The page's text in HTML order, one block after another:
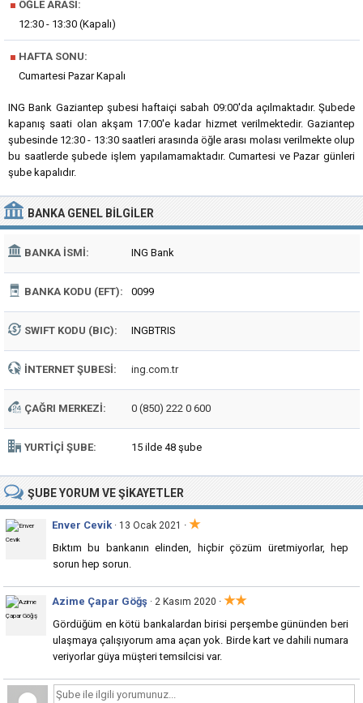
■ ÖĞLE ARASI:
12:30 - 13:30 (Kapalı)
■ HAFTA SONU:
Cumartesi Pazar Kapalı
ING Bank Gaziantep şubesi haftaiçi sabah 09:00'da açılmaktadır. Şubede
kapanış saati olan akşam 17:00'e kadar hizmet verilmektedir. Gaziantep
şubesinde 12:30 - 13:30 saatleri arasında öğle arası molası verilmekte olup
bu saatlerde şubede işlem yapılamamaktadır. Cumartesi ve Pazar günleri
şube kapalıdır.
BANKA GENEL BILGILER
BANKA İSMI: ING Bank
BANKA KODU (EFT): 0099
SWIFT KODU (BIC): INGBTRIS
İNTERNET ŞUBESI: ing.com.tr
ÇAĞRI MERKEZI: 0 (850) 222 0 600
YURTIÇI ŞUBE: 15 ilde 48 şube
ŞUBEYORUM VE ŞIKAYETLER
Enver Cevik · 13 Ocak 2021 · ★
Bıktım bu bankanın elinden, hiçbir çözüm üretmiyorlar, hep
sorun hep sorun.
Azime Çapar Göğş · 2 Kasım 2020 · ★★
Gördüğüm en kötü bankalardan birisi perşembe gününden beri
ulaşmaya çalışıyorum ama açan yok. Birde kart ve dahili numara
veriyorlar güya müşteri temsilcisi var.